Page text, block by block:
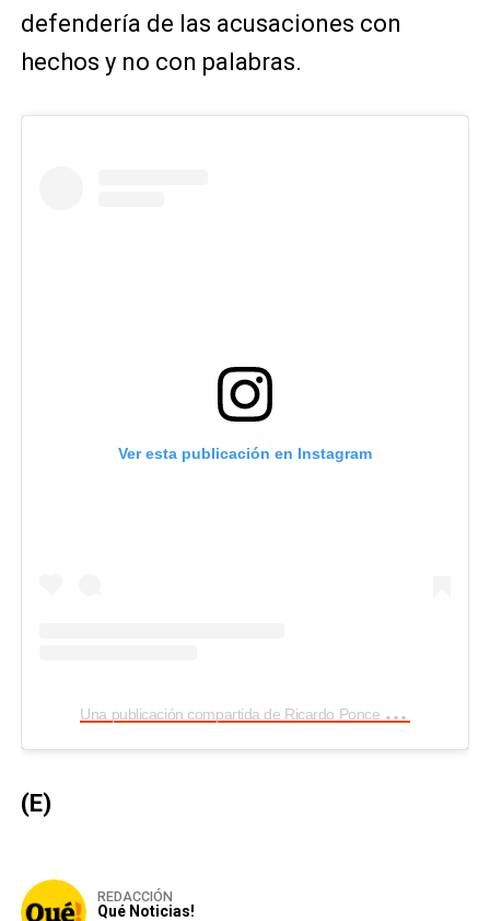
defendería de las acusaciones con
hechos y no con palabras.
Ver esta publicación en Instagram
U
na publicación compartida de Ricardo Ponce (@ricardoponce)
(E)
REDACCIÓN
Qué Noticias!